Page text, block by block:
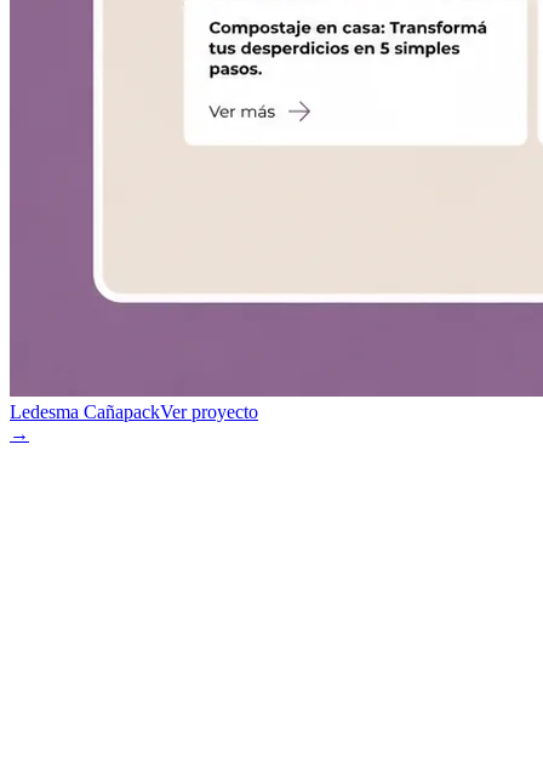
Ledesma CañapackVer proyecto
→